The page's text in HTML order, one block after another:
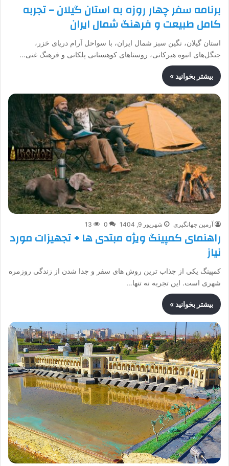
برنامه سفر چهار روزه به استان گیلان – تجربه
کامل طبیعت و فرهنگ شمال ایران
استان گیلان، نگین سبز شمال ایران، با سواحل آرام دریای خزر،
جنگل‌های انبوه هیرکانی، روستاهای کوهستانی پلکانی و فرهنگ غنی…
بیشتر بخوانید »
آرمین جهانگیری شهریور 9, 1404 0
13
راهنمای کمپینگ ویژه مبتدی ها + تجهیزات مورد
نیاز
کمپینگ یکی از جذاب ترین روش های سفر و جدا شدن از زندگی روزمره
شهری است. این تجربه نه تنها…
بیشتر بخوانید »